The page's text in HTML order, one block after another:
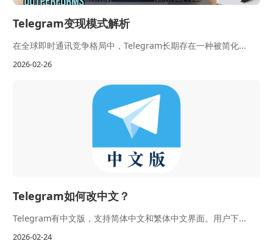
Telegram变现模式解析
在全球即时通讯竞争格局中，Telegram长期存在一种被简化...
2026-02-26
Telegram如何改中文？
Telegram有中文版，支持简体中文和繁体中文界面。用户下...
2026-02-24